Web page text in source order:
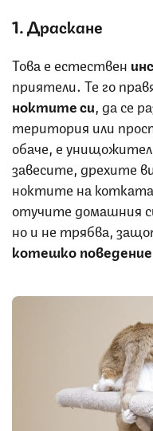
1. Драскане
Това е естествен
приятели. Те го
ноктите си , да се
територия или
обаче, е
завесите, дрехите
ноктите на котката
отучите домашния
но и не трябва,
котешко